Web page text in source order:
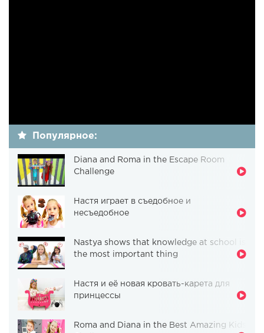
Популярное:
Diana and Roma in the Escape Room
Challenge
Настя играет в съедобное и
несъедобное
Nastya shows that knowledge at school is
the most important thing
Настя и её новая кровать-карета для
принцессы
Roma and Diana in the Best Amazing Kids